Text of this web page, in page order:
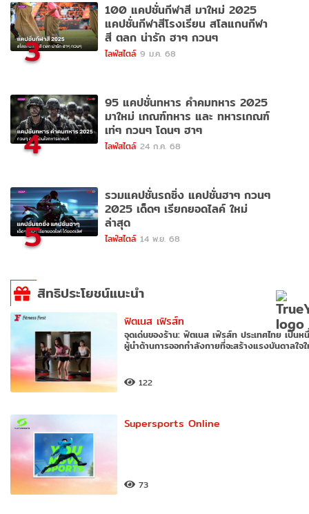
3
100 แคปชั่นกีฬาสี มาใหม่ 2025
แคปชั่นกีฬาสีโรงเรียน สโลแกนกีฬา
สี ตลก น่ารัก ฮาๆ กวนๆ
ไลฟ์สไตล์ 9 ม.ค. 68
4
95 แคปชั่นทหาร คำคมทหาร 2025
มาใหม่ เกณฑ์ทหาร และ ทหารเกณฑ์
เท่ๆ กวนๆ โดนๆ ฮาๆ
ไลฟ์สไตล์ 24 ก.ค. 68
5
รวมแคปชั่นรถซิ่ง แคปชั่นฮาๆ กวนๆ
2025 เด็ดๆ เรียกยอดไลค์ ใหม่
ล่าสุด
ไลฟ์สไตล์ 14 พ.ย. 68
สิทธิประโยชน์แนะนำ
ฟิตเนส เฟิรส์ท
จุดเด่นของร้าน: ฟิตเนส เฟิรส์ท ประเทศไทย เป็นห
ผู้นำด้านการออกกำลังกายที่จะสร้างแรงบันดาลใจ
122
Supersports Online
73